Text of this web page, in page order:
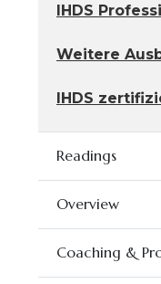
IHDS
Weitere
IHDS
Readings
Overview
Coaching &